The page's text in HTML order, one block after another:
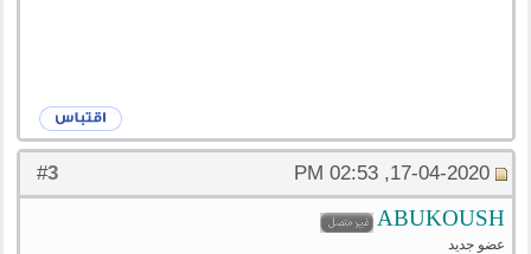
#
3 17-04-2020, 02:53 PM
ABUKOUSH
عضو جديد